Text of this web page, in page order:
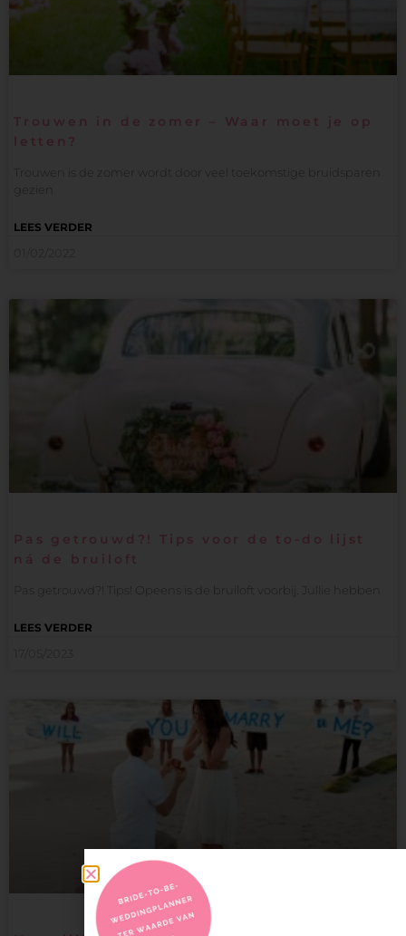
Trouwen in de zomer – Waar moet je op
letten?
Trouwen is de zomer wordt door veel toekomstige bruidsparen
LEES VERDER
Pas getrouwd?! Tips voor de to-do lijst
ná de bruiloft
Pas getrouwd?! Tips! Opeens is de bruiloft voorbij. Jullie hebben
LEES VERDER